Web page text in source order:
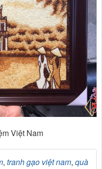
Việt Nam
, tranh gạo việt nam, quà